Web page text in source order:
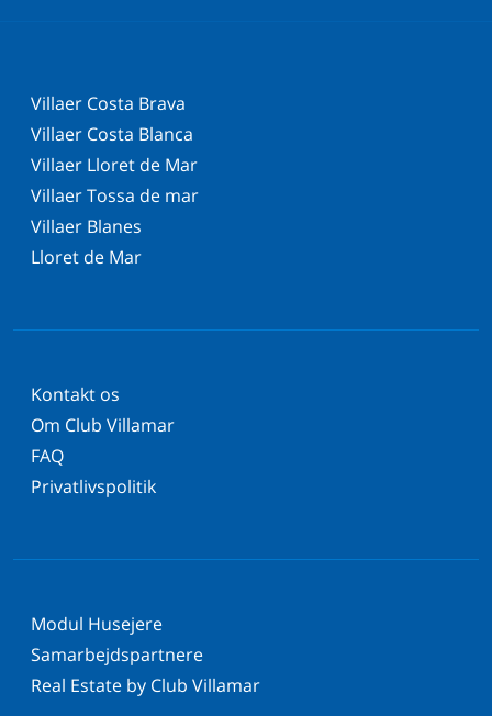
Villaer Costa Brava
Villaer Costa Blanca
Villaer Lloret de Mar
Villaer Tossa de mar
Villaer Blanes
Lloret de Mar
Kontakt os
Om Club Villamar
FAQ
Privatlivspolitik
Modul Husejere
Samarbejdspartnere
Real Estate by Club Villamar